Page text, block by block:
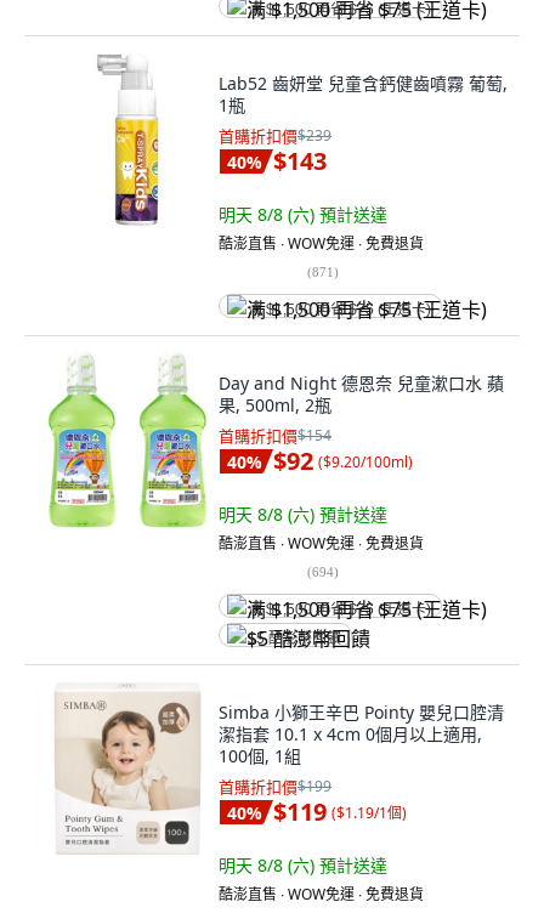
满 $1,500 再省 $75 (王道卡)
Lab52 齒妍堂 兒童含鈣健齒噴霧 葡萄,
1瓶
首購折扣價$239
40% $143
明天 8/8 (六) 預計送達
酷澎直售 ∙ WOW免運 ∙ 免費退貨
(871)
满 $1,500 再省 $75 (王道卡)
Day and Night 德恩奈 兒童漱口水 蘋
果, 500ml, 2瓶
首購折扣價$154
40% $92 ($9.20/100ml)
明天 8/8 (六) 預計送達
酷澎直售 ∙ WOW免運 ∙ 免費退貨
(694)
满 $1,500 再省 $75 (王道卡)
$5 酷澎幣回饋
Simba 小獅王辛巴 Pointy 嬰兒口腔清
潔指套 10.1 x 4cm 0個月以上適用,
100個, 1組
首購折扣價$199
40% $119 ($1.19/1個)
明天 8/8 (六) 預計送達
酷澎直售 ∙ WOW免運 ∙ 免費退貨